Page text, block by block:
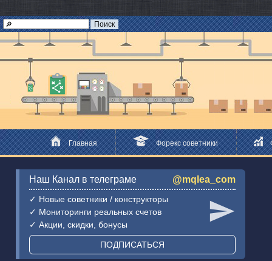
Главная Форекс советники
Наш Канал в телеграме @mqlea_com
✓ Новые советники / конструкторы
✓ Мониторинги реальных счетов
✓ Акции, скидки, бонусы
ПОДПИСАТЬСЯ